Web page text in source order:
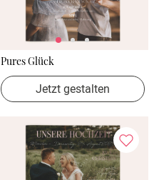
Pures Glück
Jetzt gestalten